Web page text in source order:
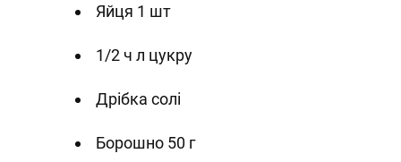
Яйця 1 шт
1/2 ч л цукру
Дрібка солі
Борошно 50 г